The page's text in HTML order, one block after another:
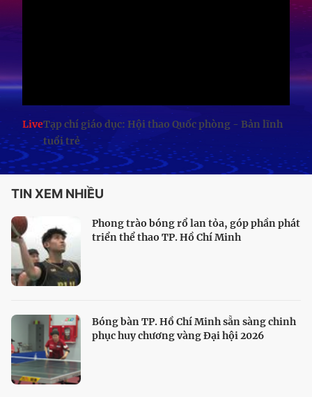
LiveTạp chí giáo dục: Hội thao Quốc phòng - Bản lĩnh
tuổi trẻ
TIN XEM NHIỀU
Phong trào bóng rổ lan tỏa, góp phần phát
triển thể thao TP. Hồ Chí Minh
Bóng bàn TP. Hồ Chí Minh sẵn sàng chinh
phục huy chương vàng Đại hội 2026